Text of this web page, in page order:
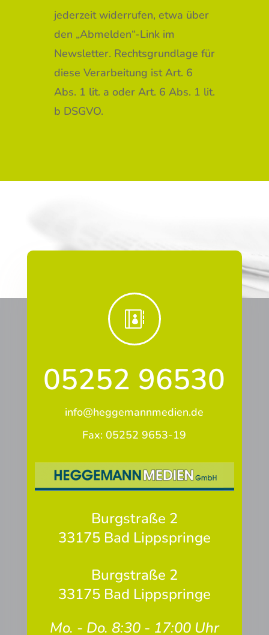
jederzeit widerrufen, etwa über
den „Abmelden“-Link im
Newsletter. Rechtsgrundlage für
diese Verarbeitung ist Art. 6
Abs. 1 lit. a oder Art. 6 Abs. 1 lit.
b DSGVO.

05252 96530
info@heggemannmedien.de
Fax: 05252 9653-19
Burgstraße 2
33175 Bad Lippspringe
Burgstraße 2
33175 Bad Lippspringe
Mo. - Do. 8:30 - 17:00 Uhr